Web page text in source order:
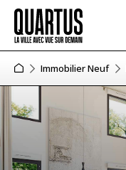
Immobilier Neuf